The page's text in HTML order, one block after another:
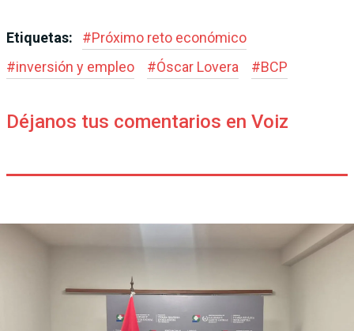
Etiquetas: #Próximo reto económico
#inversión y empleo #Óscar Lovera #BCP
Déjanos tus comentarios en Voiz